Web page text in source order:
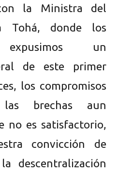
la Ministra del
Tohá, donde los
expusimos un
de este primer
los compromisos
brechas aun
no es satisfactorio,
convicción de
descentralización